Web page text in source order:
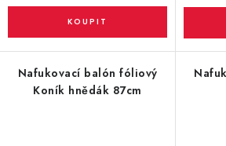
Nafukovací balón fóliový
Koník hnědák 87cm